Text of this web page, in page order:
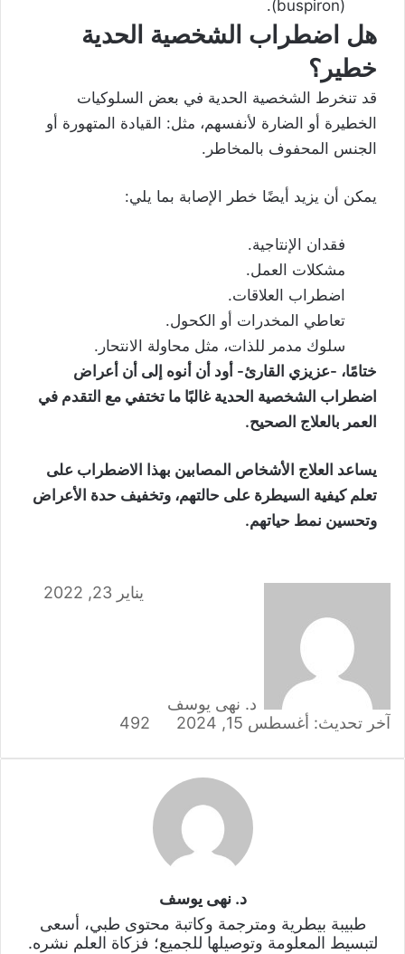
(buspiron).
هل اضطراب الشخصية الحدية
خطير؟
قد تنخرط الشخصية الحدية في بعض السلوكيات
الخطيرة أو الضارة لأنفسهم، مثل: القيادة المتهورة أو
الجنس المحفوف بالمخاطر.
يمكن أن يزيد أيضًا خطر الإصابة بما يلي:
فقدان الإنتاجية.
مشكلات العمل.
اضطراب العلاقات.
تعاطي المخدرات أو الكحول.
سلوك مدمر للذات، مثل محاولة الانتحار.
ختامًا، -عزيزي القارئ- أود أن أنوه إلى أن أعراض
اضطراب الشخصية الحدية غالبًا ما تختفي مع التقدم في
العمر بالعلاج الصحيح.
يساعد العلاج الأشخاص المصابين بهذا الاضطراب على
تعلم كيفية السيطرة على حالتهم، وتخفيف حدة الأعراض
وتحسين نمط حياتهم.
د. نهى يوسف
يناير 23, 2022
آخر تحديث: أغسطس 15, 2024 492
د. نهى يوسف
طبيبة بيطرية ومترجمة وكاتبة محتوى طبي، أسعى
لتبسيط المعلومة وتوصيلها للجميع؛ فزكاة العلم نشره.